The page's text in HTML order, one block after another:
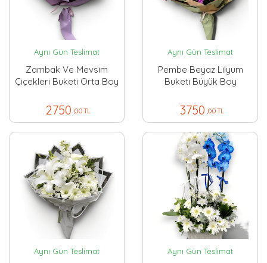
Aynı Gün Teslimat
Zambak Ve Mevsim
Çiçekleri Buketi Orta Boy
2750 ,00 TL
Aynı Gün Teslimat
Pembe Beyaz Lilyum
Buketi Büyük Boy
3750 ,00 TL
Aynı Gün Teslimat Aynı Gün Teslimat